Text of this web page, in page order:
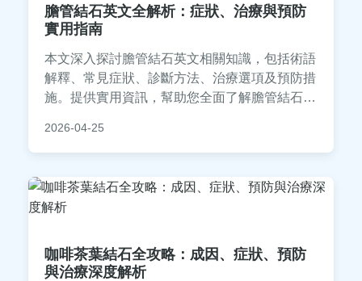
膽管結石英文全解析：症狀、治療與預防
實用指南
本文深入探討膽管結石英文相關知識，包括術語
解釋、常見症狀、診斷方法、治療選項及預防措
施。提供實用資訊，幫助您全面了解膽管結石，
術語的讀者參考。
2026-04-25
咖啡茶葉結石全攻略：成因、症狀、預防
與治療深度解析